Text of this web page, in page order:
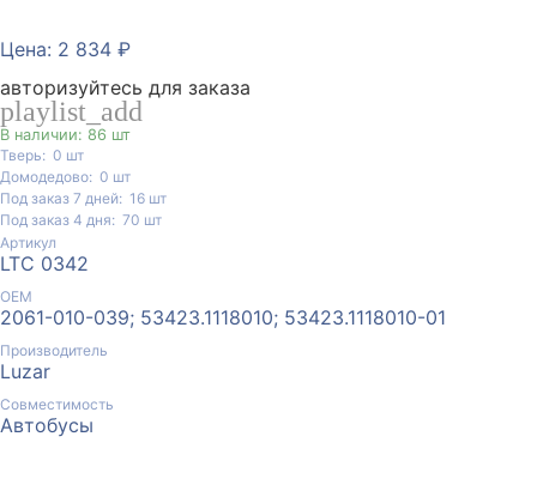
Цена: 2 834 ₽
авторизуйтесь для заказа
playlist_add
В наличии: 86 шт
Тверь: 0 шт
Домодедово: 0 шт
Под заказ 7 дней: 16 шт
Под заказ 4 дня: 70 шт
Артикул
LTC 0342
ОЕМ
2061-010-039; 53423.1118010; 53423.1118010-01
Производитель
Luzar
Совместимость
Автобусы